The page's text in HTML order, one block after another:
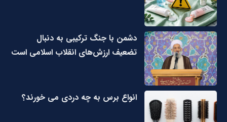
دشمن با جنگ ترکیبی به دنبال
تضعیف ارزش‌های انقلاب اسلامی است
انواع برس به چه دردی می خورند؟